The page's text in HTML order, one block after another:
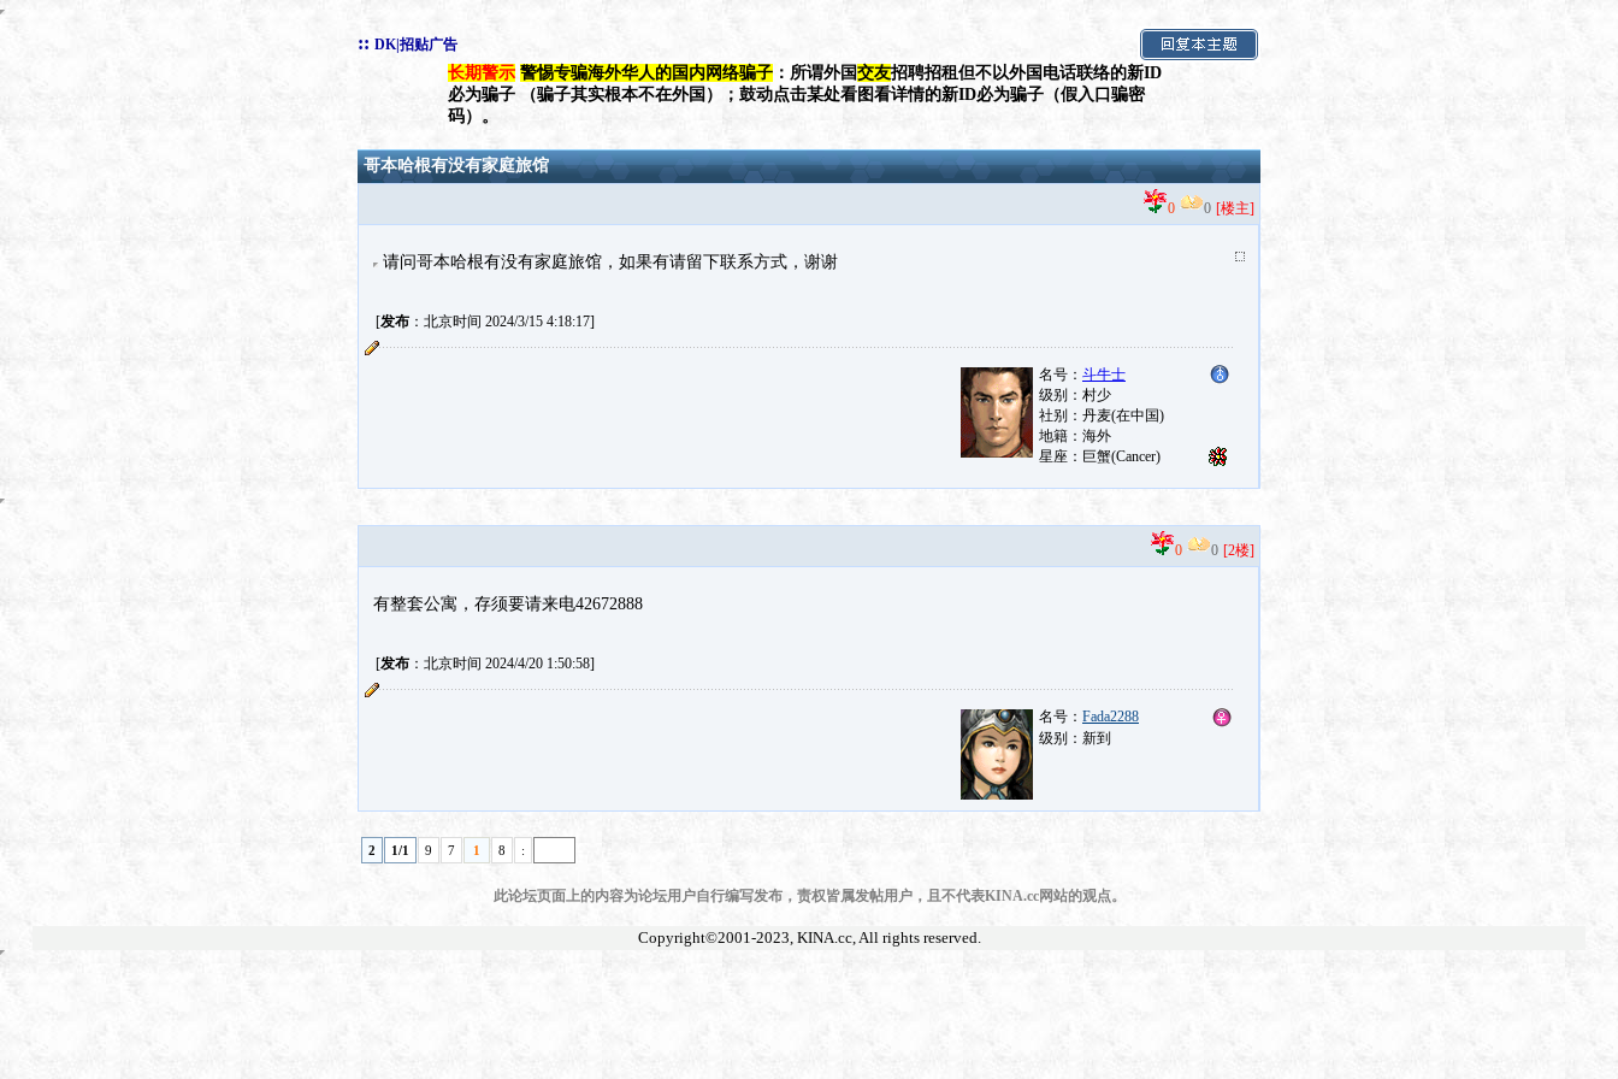
:: DK|招贴广告
长期警示 警惕专骗海外华人的国内网络骗子 ：所谓外国交友招聘招租但不以外国电话联络的新ID
必为骗子 （骗子其实根本不在外国）；鼓动点击某处看图看详情的新ID必为骗子（假入口骗密
码）。
哥本哈根有没有家庭旅馆
0 0 [楼主]
请问哥本哈根有没有家庭旅馆，如果有请留下联系方式，谢谢
[发布：北京时间 2024/3/15 4:18:17]
0 0 [2楼]
有整套公寓，存须要请来电42672888
[发布：北京时间 2024/4/20 1:50:58]
名号： Fada2288
级别：新到
2 1/1 9 7 1 8 :
此论坛页面上的内容为论坛用户自行编写发布，责权皆属发帖用户，且不代表KINA.cc网站的观点。
Copyright©2001-2023, KINA.cc, All rights reserved.